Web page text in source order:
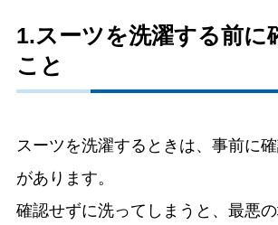
1.スーツを洗濯する前に
こと
スーツを洗濯するときは、事前に
があります。
確認せずに洗ってしまうと、最悪